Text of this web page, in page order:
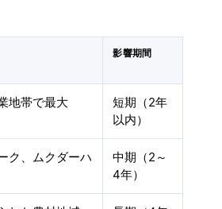
影響期間
地帯で最大
短期（2年
以内）
ク、ムクダーハ
中期（2～
4年）